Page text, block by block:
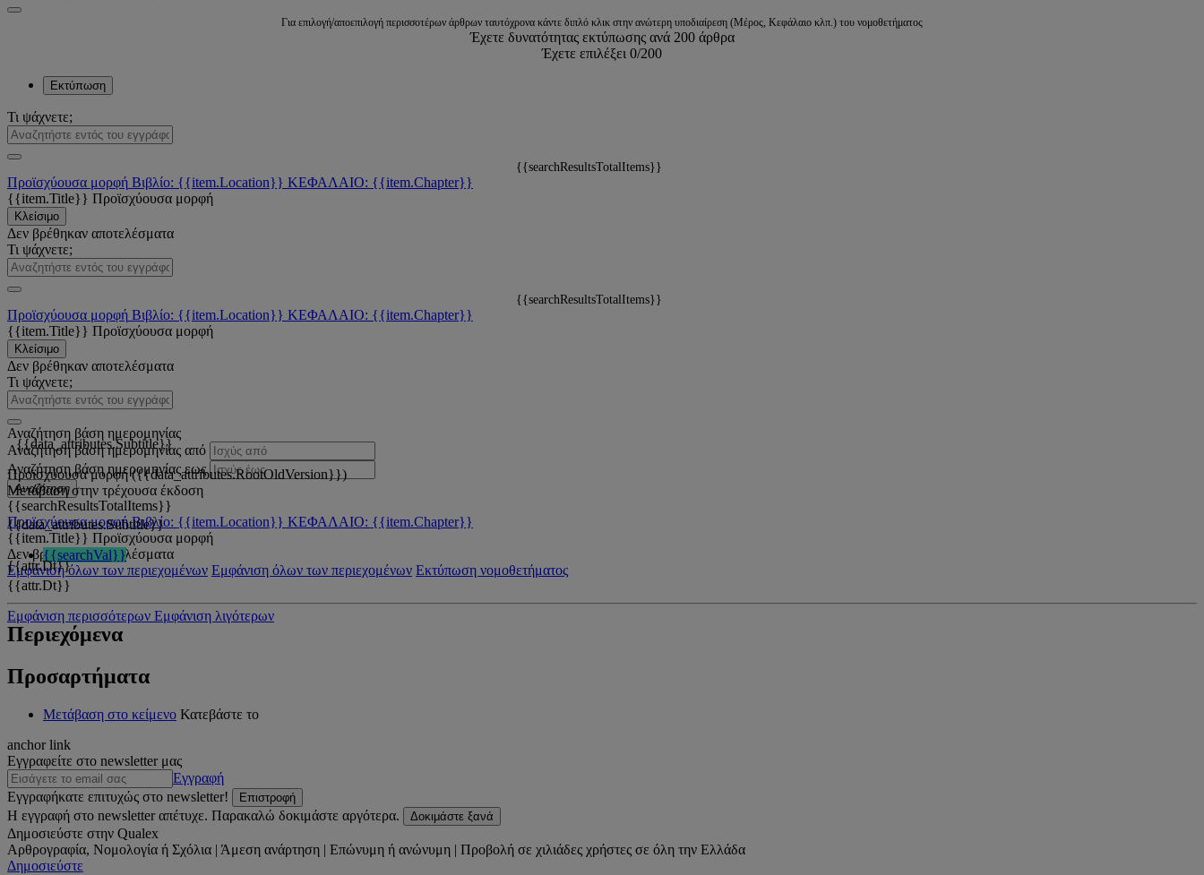
Για επιλογή/αποεπιλογή περισσοτέρων άρθρων ταυτόχρονα κάντε διπλό κλικ στην ανώτερη υποδιαίρεση (Μέρος, Κεφάλαιο κλπ.) του νομοθετήματος
Έχετε δυνατότητας εκτύπωσης ανά 200 άρθρα
Έχετε επιλέξει 0/200
Εκτύπωση
Τι ψάχνετε;
{{searchResultsTotalItems}}
Προϊσχύουσα μορφή Βιβλίο: {{item.Location}} ΚΕΦΑΛΑΙΟ: {{item.Chapter}}
{{item.Title}} Προϊσχύουσα μορφή
Κλείσιμο
Δεν βρέθηκαν αποτελέσματα
Τι ψάχνετε;
{{searchResultsTotalItems}}
Προϊσχύουσα μορφή Βιβλίο: {{item.Location}} ΚΕΦΑΛΑΙΟ: {{item.Chapter}}
{{item.Title}} Προϊσχύουσα μορφή
Κλείσιμο
Δεν βρέθηκαν αποτελέσματα
Τι ψάχνετε;
Αναζήτηση βάση ημερομηνίας
Αναζήτηση βάση ημερομηνίας από
Αναζήτηση βάση ημερομηνίας εως
Αναζήτηση
{{searchResultsTotalItems}}
Προϊσχύουσα μορφή Βιβλίο: {{item.Location}} ΚΕΦΑΛΑΙΟ: {{item.Chapter}}
{{item.Title}} Προϊσχύουσα μορφή
Δεν βρέθηκαν αποτελέσματα
Εμφάνιση όλων των περιεχομένων Εμφάνιση όλων των περιεχομένων Εκτύπωση νομοθετήματος
{{data_attributes.Subtitle}}
Προϊσχύουσα μορφή ({{data_attributes.RootOldVersion}})
Μετάβαση στην τρέχουσα έκδοση
{{data_attributes.Subtitle}}
{{searchVal}}
{{attr.Dt}}
Εμφάνιση περισσότερων Εμφάνιση λιγότερων
{{attr.Dt}}
Περιεχόμενα
Προσαρτήματα
Μετάβαση στο κείμενο Κατεβάστε το
anchor link
Εγγραφείτε στο newsletter μας
Εγγραφή
Εγγραφήκατε επιτυχώς στο newsletter!
Επιστροφή
Η εγγραφή στο newsletter απέτυχε. Παρακαλώ δοκιμάστε αργότερα. Δοκιμάστε ξανά
Δημοσιεύστε στην Qualex
Αρθρογραφία, Νομολογία ή Σχόλια | Άμεση ανάρτηση | Επώνυμη ή ανώνυμη | Προβολή σε χιλιάδες χρήστες σε όλη την Ελλάδα
Δημοσιεύστε